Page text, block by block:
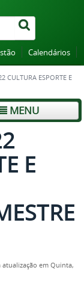
Calendários
CULTURA ESPORTE E
MENU
E
atualização em Quinta,